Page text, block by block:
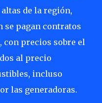
de la región,
pagan contratos
con precios sobre el
al precio
incluso
las generadoras.